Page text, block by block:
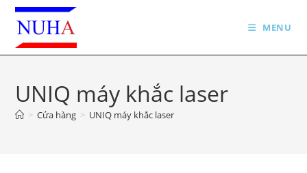
Skip
content
MENU
UNIQ máy khắc laser
> Cửa hàng > UNIQ máy khắc laser